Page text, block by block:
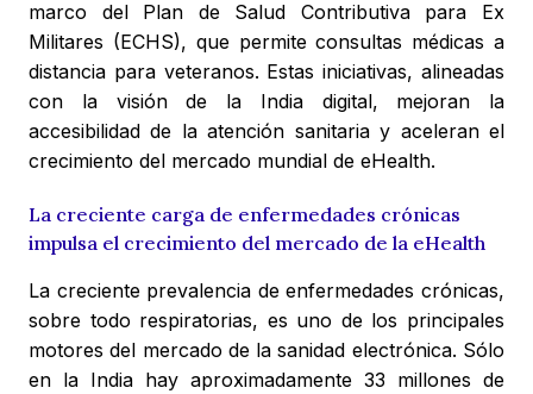
marco del Plan de Salud Contributiva para Ex
Militares (ECHS), que permite consultas médicas a
distancia para veteranos. Estas iniciativas, alineadas
con la visión de la India digital, mejoran la
accesibilidad de la atención sanitaria y aceleran el
crecimiento del mercado mundial de eHealth.
La creciente carga de enfermedades crónicas
impulsa el crecimiento del mercado de la eHealth
La creciente prevalencia de enfermedades crónicas,
sobre todo respiratorias, es uno de los principales
motores del mercado de la sanidad electrónica. Sólo
en la India hay aproximadamente 33 millones de